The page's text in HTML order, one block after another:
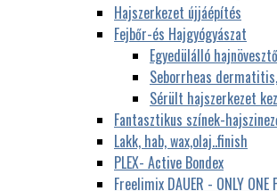
Hajszerkezet újjáépítés
Fejbőr-és Hajgyógyászat
Egyedülálló
Seborrheas
Sérült hajszerkezet
Fantasztikus színek-
Lakk, hab, wax,olaj..finish
PLEX- Active Bondex
Freelimix DAUER - ONLY ONE